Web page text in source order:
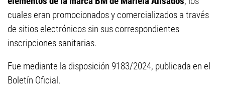
cuales eran promocionados y comercializados a través
de sitios electrónicos sin sus correspondientes
inscripciones sanitarias.
Fue mediante la disposición 9183/2024, publicada en el
Boletín Oficial.